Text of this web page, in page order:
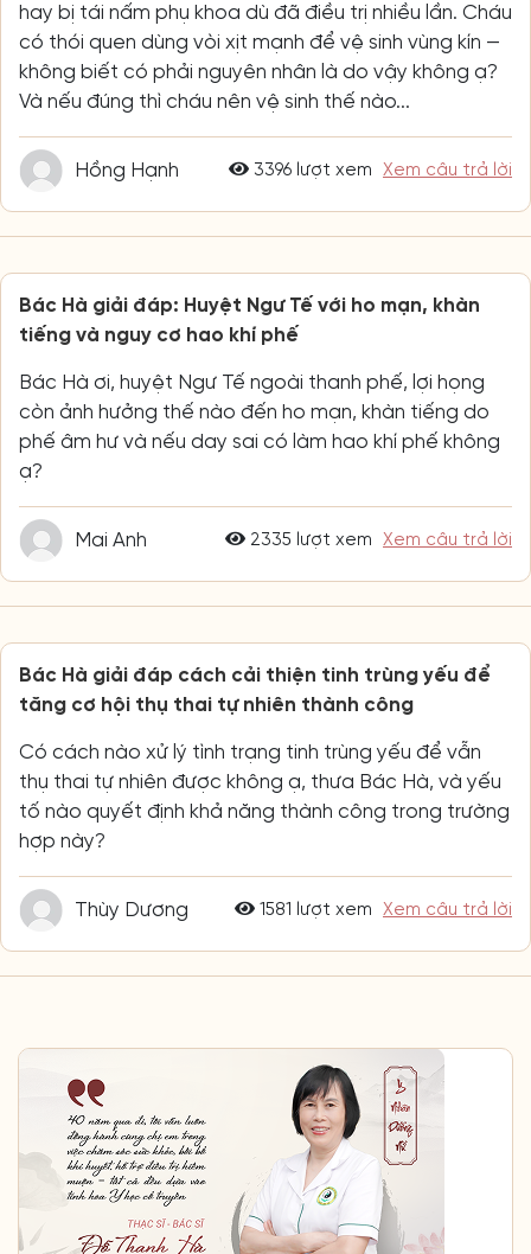
hay bị tái nấm phụ khoa dù đã điều trị nhiều lần. Cháu
có thói quen dùng vòi xịt mạnh để vệ sinh vùng kín —
không biết có phải nguyên nhân là do vậy không ạ?
Và nếu đúng thì cháu nên vệ sinh thế nào...
Hồng Hạnh 3396 lượt xem Xem câu trả lời
Bác Hà giải đáp: Huyệt Ngư Tế với ho mạn, khàn
tiếng và nguy cơ hao khí phế
Bác Hà ơi, huyệt Ngư Tế ngoài thanh phế, lợi họng
còn ảnh hưởng thế nào đến ho mạn, khàn tiếng do
phế âm hư và nếu day sai có làm hao khí phế không
ạ?
Mai Anh 2335 lượt xem Xem câu trả lời
Bác Hà giải đáp cách cải thiện tinh trùng yếu để
tăng cơ hội thụ thai tự nhiên thành công
Có cách nào xử lý tình trạng tinh trùng yếu để vẫn
thụ thai tự nhiên được không ạ, thưa Bác Hà, và yếu
tố nào quyết định khả năng thành công trong trường
hợp này?
Thùy Dương 1581 lượt xem Xem câu trả lời